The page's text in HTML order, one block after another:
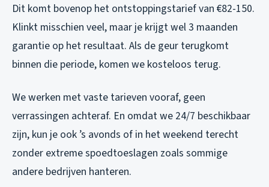
Dit komt bovenop het ontstoppingstarief van €82-150.
Klinkt misschien veel, maar je krijgt wel 3 maanden
garantie op het resultaat. Als de geur terugkomt
binnen die periode, komen we kosteloos terug.
We werken met vaste tarieven vooraf, geen
verrassingen achteraf. En omdat we 24/7 beschikbaar
zijn, kun je ook ’s avonds of in het weekend terecht
zonder extreme spoedtoeslagen zoals sommige
andere bedrijven hanteren.